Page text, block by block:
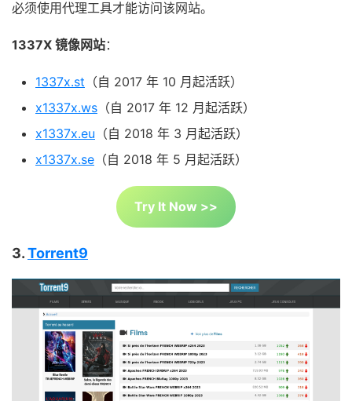
必须使用代理工具才能访问该网站。
1337X 镜像网站：
1337x.st （自 2017 年 10 月起活跃）
x1337x.ws （自 2017 年 12 月起活跃）
x1337x.eu （自 2018 年 3 月起活跃）
x1337x.se （自 2018 年 5 月起活跃）
Try It Now >>
3.Torrent9